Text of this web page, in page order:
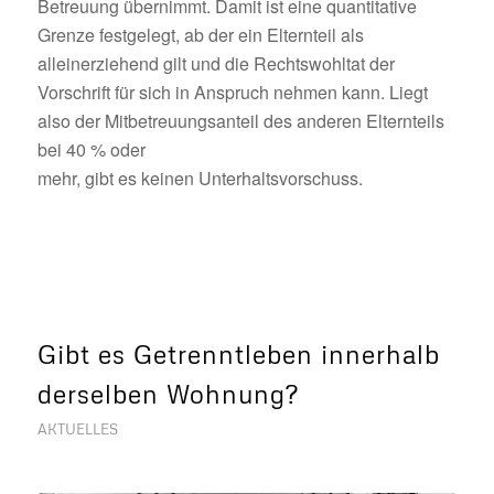
Betreuung übernimmt. Damit ist eine quantitative
Grenze festgelegt, ab der ein Elternteil als
alleinerziehend gilt und die Rechtswohltat der
Vorschrift für sich in Anspruch nehmen kann. Liegt
also der Mitbetreuungsanteil des anderen Elternteils
bei 40 % oder
mehr, gibt es keinen Unterhaltsvorschuss.
Gibt es Getrenntleben innerhalb
derselben Wohnung?
AKTUELLES